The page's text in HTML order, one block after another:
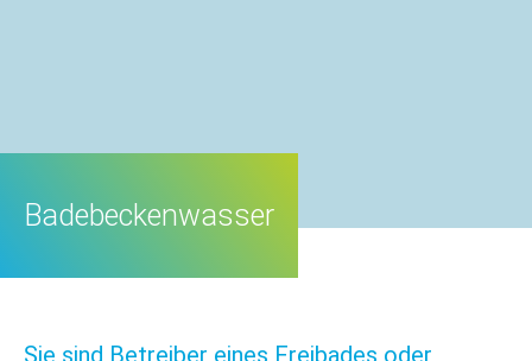
Badebeckenwasser
Sie sind Betreiber eines Freibades oder